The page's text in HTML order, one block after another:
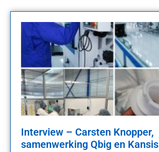
Interview – Carsten Knopper,
samenwerking Qbig en Kansis